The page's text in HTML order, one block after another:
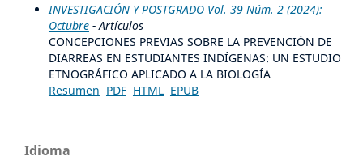
INVESTIGACIÓN Y POSTGRADO Vol. 39 Núm. 2 (2024):
Octubre- Artículos
CONCEPCIONES PREVIAS SOBRE LA PREVENCIÓN DE
DIARREAS EN ESTUDIANTES INDÍGENAS: UN ESTUDIO
ETNOGRÁFICO APLICADO A LA BIOLOGÍA
Resumen PDF HTML EPUB
Idioma